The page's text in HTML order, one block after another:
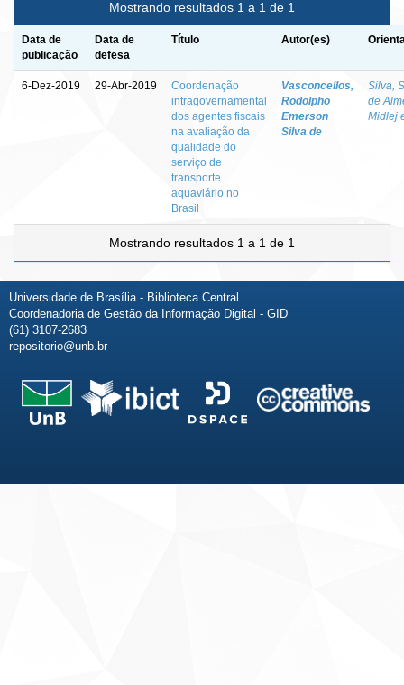
Mostrando resultados 1 a 1 de 1
Data de
publicação
Data de
defesa
Título Autor(es)
6-Dez-2019 29-Abr-2019
Coordenação
intragovernamental
dos agentes fiscais
na avaliação da
qualidade do
serviço de
transporte
aquaviário no
Brasil
Vasconcellos,
Rodolpho
Emerson
Silva de
Silva,
de
Midlej
Mostrando resultados 1 a 1 de 1
Universidade de Brasília - Biblioteca Central
Coordenadoria de Gestão da Informação Digital - GID
(61) 3107-2683
repositorio@unb.br